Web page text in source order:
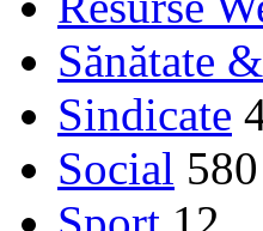
Sănătate
Sindicate
Social 580